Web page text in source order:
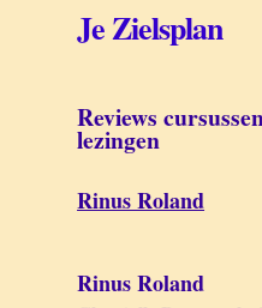
Je Zielsplan
Reviews
lezingen
Rinus Roland
Rinus Roland